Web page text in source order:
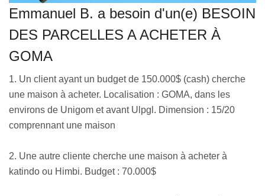
Emmanuel B. a besoin d'un(e) BESOIN
DES PARCELLES A ACHETER À
GOMA
1. Un client ayant un budget de 150.000$ (cash) cherche
une maison à acheter. Localisation : GOMA, dans les
environs de Unigom et avant Ulpgl. Dimension : 15/20
comprennant une maison
2. Une autre cliente cherche une maison à acheter à
katindo ou Himbi. Budget : 70.000$